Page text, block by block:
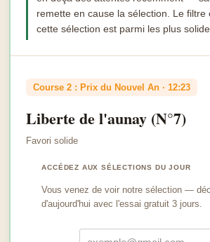
remette en cause la sélection. Le
cette sélection est parmi les plus
Course 2 : Prix du Nouvel An · 12:23
Liberte de l'aunay (N°7)
Favori solide
ACCÉDEZ AUX SÉLECTIONS DU JOUR
Vous venez de voir notre sélection —
d'aujourd'hui avec l'essai gratuit 3 jours.